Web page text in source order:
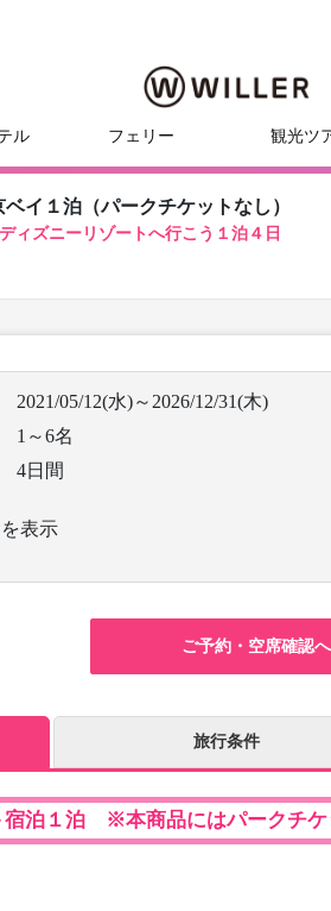
ル フェリー 観光ツ
イ１泊（パークチケットなし）
ィズニーリゾートへ行こう１泊４日
2021/05/12(水)～2026/12/31(木)
1～6名
4日間
表示
ご予約・空席確認へ
旅行条件
宿泊１泊 ※本商品にはパークチケ